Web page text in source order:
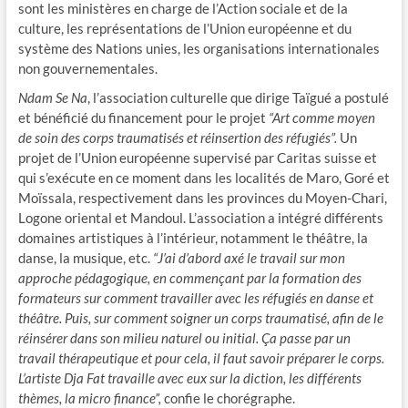
sont les ministères en charge de l’Action sociale et de la
culture, les représentations de l’Union européenne et du
système des Nations unies, les organisations internationales
non gouvernementales.
Ndam Se Na, l’association culturelle que dirige Taïgué a postulé
et bénéficié du financement pour le projet “Art comme moyen
de soin des corps traumatisés et réinsertion des réfugiés”. Un
projet de l’Union européenne supervisé par Caritas suisse et
qui s’exécute en ce moment dans les localités de Maro, Goré et
Moïssala, respectivement dans les provinces du Moyen-Chari,
Logone oriental et Mandoul. L’association a intégré différents
domaines artistiques à l’intérieur, notamment le théâtre, la
danse, la musique, etc. “J’ai d’abord axé le travail sur mon
approche pédagogique, en commençant par la formation des
formateurs sur comment travailler avec les réfugiés en danse et
théâtre. Puis, sur comment soigner un corps traumatisé, afin de le
réinsérer dans son milieu naturel ou initial. Ça passe par un
travail thérapeutique et pour cela, il faut savoir préparer le corps.
L’artiste Dja Fat travaille avec eux sur la diction, les différents
thèmes, la micro finance”, confie le chorégraphe.